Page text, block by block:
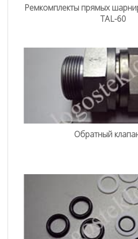
Ремкомплекты прямых
TAL-60
Обратный